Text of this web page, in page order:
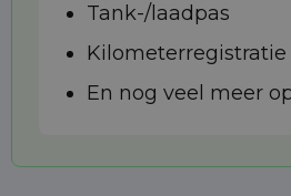
Tank-/laadpas
Kilometerregistratie
En nog veel meer